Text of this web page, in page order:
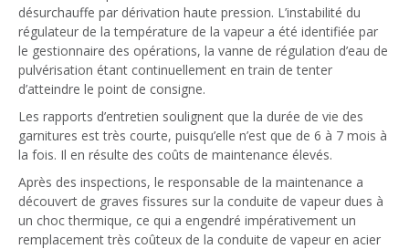
désurchauffe par dérivation haute pression. L’instabilité du
régulateur de la température de la vapeur a été identifiée par
le gestionnaire des opérations, la vanne de régulation d’eau de
pulvérisation étant continuellement en train de tenter
d’atteindre le point de consigne.
Les rapports d’entretien soulignent que la durée de vie des
garnitures est très courte, puisqu’elle n’est que de 6 à 7 mois à
la fois. Il en résulte des coûts de maintenance élevés.
Après des inspections, le responsable de la maintenance a
découvert de graves fissures sur la conduite de vapeur dues à
un choc thermique, ce qui a engendré impérativement un
remplacement très coûteux de la conduite de vapeur en acier